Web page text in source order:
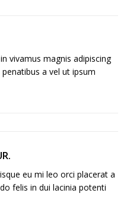
vivamus magnis adipiscing
a vel ut ipsum
eu mi leo orci placerat a
felis in dui lacinia potenti